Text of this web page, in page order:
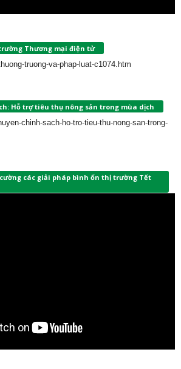
Thương mại điện tử
truong-va-phap-luat-c1074.htm
Hỗ trợ tiêu thụ nông sản trong mùa dịch
chinh-sach-ho-tro-tieu-thu-nong-san-trong-
cường các giải pháp bình ổn thị trường Tết